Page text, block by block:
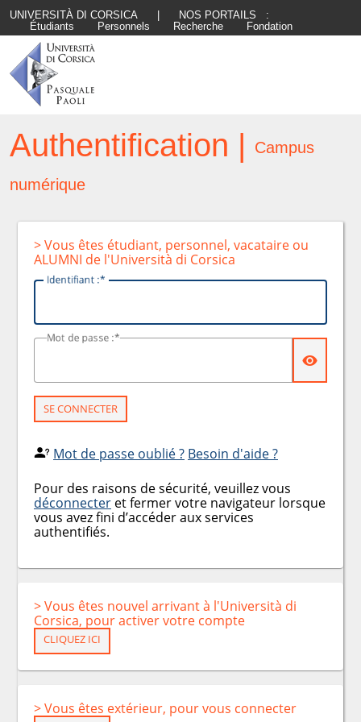
UNIVERSITÀ DI CORSICA
NOS PORTAILS :
Étudiants
Personnels Recherche Fondation
Authentification | Campus
numérique
> Vous êtes étudiant, personnel, vacataire ou
ALUMNI de l'Università di Corsica
Identifiant :
Mot de passe :
SE CONNECTER
Mot de passe oublié ? Besoin d'aide ?
Pour des raisons de sécurité, veuillez vous
déconnecter et fermer votre navigateur lorsque
vous avez fini d’accéder aux services
authentifiés.
> Vous êtes nouvel arrivant à l'Università di
Corsica, pour activer votre compte
CLIQUEZ ICI
> Vous êtes extérieur, pour vous connecter